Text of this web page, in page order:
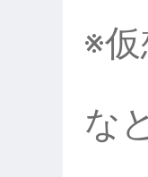
※
な